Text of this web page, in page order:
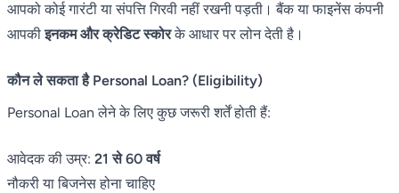
आपको कोई गारंटी या संपत्ति गिरवी नहीं रखनी पड़ती। बैंक या फाइनेंस कंपनी
आपकीइनकम और क्रेडिट स्कोरके आधार पर लोन देती है।
कौन ले सकता है Personal Loan? (Eligibility)
Personal Loan लेने के लिए कुछ जरूरी शर्तें होती हैं:
आवेदक की उम्र: 21 से 60 वर्ष
नौकरी या बिजनेस होना चाहिए